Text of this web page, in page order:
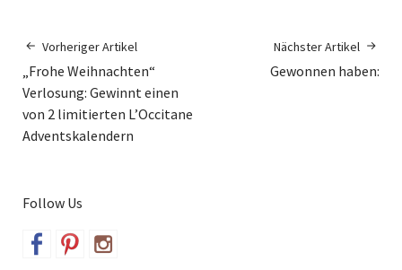
Vorheriger Artikel
„Frohe Weihnachten“
Verlosung: Gewinnt einen
von 2 limitierten L’Occitane
Adventskalendern
Nächster Artikel
Gewonnen haben:
Follow Us